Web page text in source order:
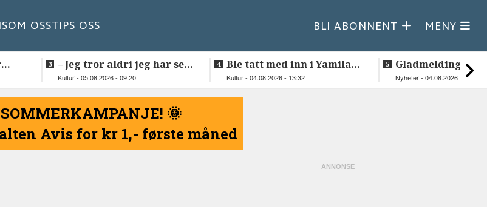
OM OSSTIPS OSS BLI ABONNENT MENY
–⁠ Jeg tror aldri jeg har sett
så vakker natur
Kultur - 05.08.2026 - 09:20
Ble tatt med inn i Yamilas
særegne lydverden
Kultur - 04.08.2026 - 13:32
Gladmelding fra
Steigentunet:
Nyheter - 04.08.2026 - 08:30
🌞
Avis for kr 1,- første måned